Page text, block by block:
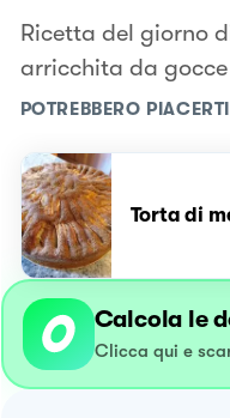
Ricetta del giorno
arricchita da
POTREBBERO
Torta di
Calcola le
Clicca qui e